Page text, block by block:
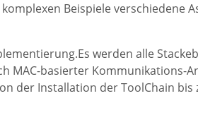
Beispiele verschiedene
werden alle
MAC-basierter Kommunikations-
der Installation der ToolChain bis